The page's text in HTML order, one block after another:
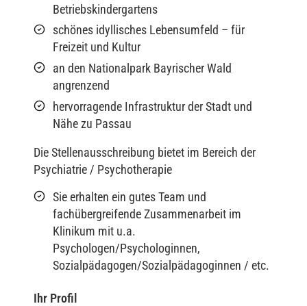
Betriebskindergartens
schönes idyllisches Lebensumfeld – für
Freizeit und Kultur
an den Nationalpark Bayrischer Wald
angrenzend
hervorragende Infrastruktur der Stadt und
Nähe zu Passau
Die Stellenausschreibung bietet im Bereich der
Psychiatrie / Psychotherapie
Sie erhalten ein gutes Team und
fachübergreifende Zusammenarbeit im
Klinikum mit u.a.
Psychologen/Psychologinnen,
Sozialpädagogen/Sozialpädagoginnen / etc.
Ihr Profil